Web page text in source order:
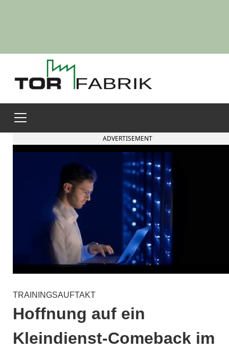
ADVERTISEMENT
TRAININGSAUFTAKT
Hoffnung auf ein
Kleindienst-Comeback im